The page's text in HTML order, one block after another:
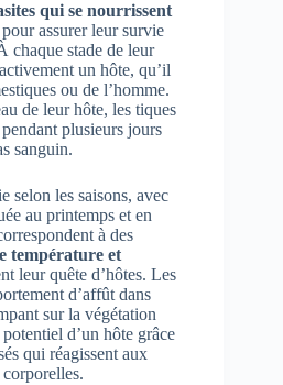
qui se nourrissent
pour assurer leur survie
chaque stade de leur
un hôte, qu’il
ou de l’homme.
de leur hôte, les tiques
plusieurs jours
sanguin.
selon les saisons, avec
au printemps et en
à des
température et
leur quête d’hôtes. Les
d’affût dans
sur la végétation
d’un hôte grâce
qui réagissent aux